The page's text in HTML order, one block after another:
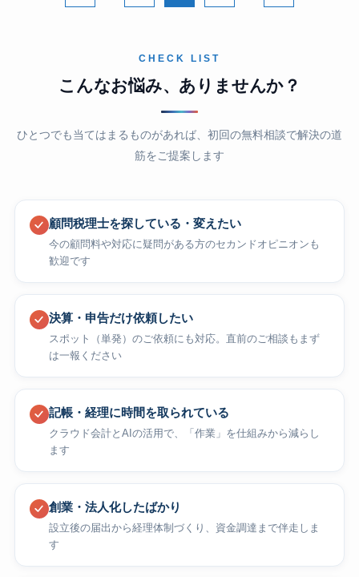
CHECK LIST
こんなお悩み、ありませんか？
ひとつでも当てはまるものがあれば、初回の無料相談で解決の道
筋をご提案します
顧問税理士を探している・変えたい
今の顧問料や対応に疑問がある方のセカンドオピニオンも
歓迎です
決算・申告だけ依頼したい
スポット（単発）のご依頼にも対応。直前のご相談もまず
は一報ください
記帳・経理に時間を取られている
クラウド会計とAIの活用で、「作業」を仕組みから減らし
ます
創業・法人化したばかり
設立後の届出から経理体制づくり、資金調達まで伴走しま
す